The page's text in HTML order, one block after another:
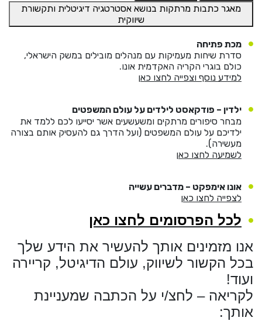
He
English
عربيه בואו נדבר
מאגר כתבות מרתקות בנושא אסטרטגיה דיגיטלית ותקשורת
שיווקית
מכת פתיחה
סדרת שיחות מעמיקות עם מנהלים מובילים במשק הישראלי,
כולם בוגרי הקריה האקדמית אונו.
למידע נוסף וצפייה לחצו כאן
ילדין – פודקאסט לילדים על עולם המשפטים
מבחר סיפורים מרתקים ומשעשעים אשר יסייעו לכם ללמד את
ילדיכם על עולם המשפטים (ועל הדרך גם להעסיק אותם בצורה
מעשירה).
לשמיעה לחצו כאן
אונו אימפקט – מדברים עשייה
לצפייה לחצו כאן
לכל הפרסומים לחצו כאן
אנו מזמינים אותך להעשיר את הידע שלך
בכל הקשור לשיווק, עולם הדיגיטל, קריירה
ועוד!
לקריאה – לחצ/י על הכתבה שמעניינת
אותך: